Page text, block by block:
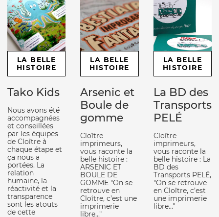
LA BELLE
HISTOIRE
Tako Kids
Nous avons été
accompagnées
et conseillées
par les équipes
de Cloître à
chaque étape et
ça nous a
portées. La
relation
humaine, la
réactivité et la
transparence
sont les atouts
de cette
LA BELLE
HISTOIRE
Arsenic et
Boule de
gomme
Cloître
imprimeurs,
vous raconte la
belle histoire :
ARSENIC ET
BOULE DE
GOMME "On se
retrouve en
Cloître, c’est une
imprimerie
libre..."
LA BELLE
HISTOIRE
La BD des
Transports
PELÉ
Cloître
imprimeurs,
vous raconte la
belle histoire : La
BD des
Transports PELÉ,
"On se retrouve
en Cloître, c’est
une imprimerie
libre..."